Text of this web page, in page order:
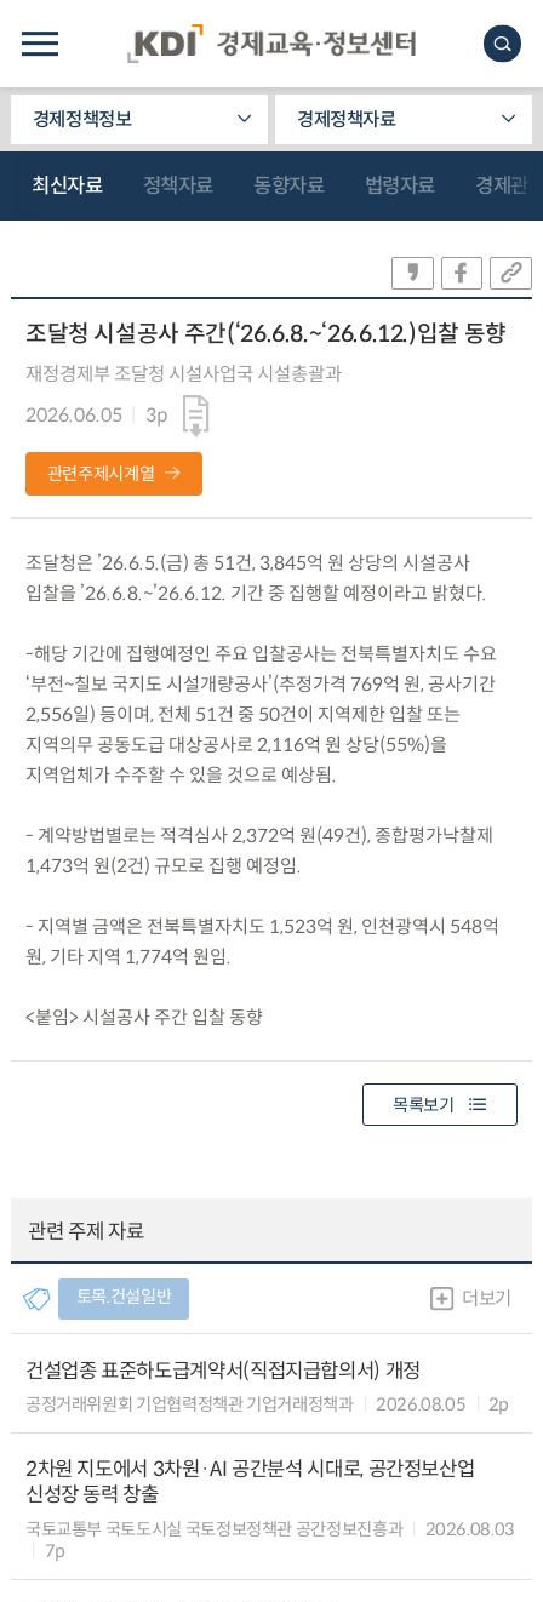
경제정책정보 경제정책자료
최신자료 정책자료 동향자료 법령자료 경제관
조달청 시설공사 주간(‘26.6.8.~‘26.6.12.)입찰 동향
재정경제부 조달청 시설사업국 시설총괄과
2026.06.05
3p
관련주제시계열
조달청은 ’26.6.5.(금) 총 51건, 3,845억 원 상당의 시설공사
입찰을 ’26.6.8.~’26.6.12. 기간 중 집행할 예정이라고 밝혔다.
-해당 기간에 집행예정인 주요 입찰공사는 전북특별자치도 수요
‘부전~칠보 국지도 시설개량공사’(추정가격 769억 원, 공사기간
2,556일) 등이며, 전체 51건 중 50건이 지역제한 입찰 또는
지역의무 공동도급 대상공사로 2,116억 원 상당(55%)을
지역업체가 수주할 수 있을 것으로 예상됨.
- 계약방법별로는 적격심사 2,372억 원(49건), 종합평가낙찰제
1,473억 원(2건) 규모로 집행 예정임.
- 지역별 금액은 전북특별자치도 1,523억 원, 인천광역시 548억
원, 기타 지역 1,774억 원임.
<붙임> 시설공사 주간 입찰 동향
목록보기
관련 주제 자료
토목.건설일반 더보기
건설업종 표준하도급계약서(직접지급합의서) 개정
공정거래위원회 기업협력정책관 기업거래정책과 2026.08.05 2p
2차원 지도에서 3차원·AI 공간분석 시대로, 공간정보산업
신성장 동력 창출
국토교통부 국토도시실 국토정보정책관 공간정보진흥과
2026.08.03
7p